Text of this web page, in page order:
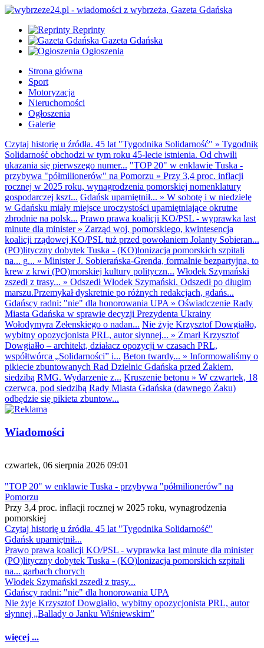
Reprinty
Gazeta Gdańska
Ogłoszenia
Strona główna
Sport
Motoryzacja
Nieruchomości
Ogłoszenia
Galerie
Czytaj historię u źródła. 45 lat "Tygodnika Solidarność" » Tygodnik
Solidarność obchodzi w tym roku 45-lecie istnienia. Od chwili
ukazania się pierwszego numer... "TOP 20" w enklawie Tuska -
przybywa "półmilionerów" na Pomorzu » Przy 3,4 proc. inflacji
rocznej w 2025 roku, wynagrodzenia pomorskiej nomenklatury
gospodarczej kszt... Gdańsk upamiętnił... » W sobotę i w niedzielę
w Gdańsku miały miejsce uroczystości upamiętniające okrutne
zbrodnie na polsk... Prawo prawa koalicji KO/PSL - wyprawka last
minute dla minister» Zarząd woj. pomorskiego, kwintesencja
koalicji rządowej KO/PSL tuż przed powołaniem Jolanty Sobieran...
(PO)lityczny dobytek Tuska - (KO)lonizacja pomorskich szpitali
na... g... » Minister J. Sobierańska-Grenda, formalnie bezpartyjna, to
krew z krwi (PO)morskiej kultury polityczn... Włodek Szymański
zszedł z trasy... » Odszedł Włodek Szymański. Odszedł po długim
marszu.Przemykał dyskretnie po różnych redakcjach, gdańs...
Gdańscy radni: "nie" dla honorowania UPA » Oświadczenie Rady
Miasta Gdańska w sprawie decyzji Prezydenta Ukrainy
Wołodymyra Zełenskiego o nadan... Nie żyje Krzysztof Dowgiałło,
wybitny opozycjonista PRL, autor słynnej... » Zmarł Krzysztof
Dowgiałło – architekt, działacz opozycji w czasach PRL,
współtwórca „Solidarności” i... Beton twardy... » Informowaliśmy o
pikiecie zbuntowanych Rad Dzielnic Gdańska przed Żakiem,
siedzibą RMG. Wydarzenie z... Kruszenie betonu » W czwartek, 18
czerwca, pod siedzibą Rady Miasta Gdańska (dawnego Żaku)
odbędzie się pikieta zbuntow...
Wiadomości
czwartek, 06 sierpnia 2026 09:01
"TOP 20" w enklawie Tuska - przybywa "półmilionerów" na
Pomorzu
Przy 3,4 proc. inflacji rocznej w 2025 roku, wynagrodzenia
pomorskiej
Czytaj historię u źródła. 45 lat "Tygodnika Solidarność"
Gdańsk upamiętnił...
Prawo prawa koalicji KO/PSL - wyprawka last minute dla minister
(PO)lityczny dobytek Tuska - (KO)lonizacja pomorskich szpitali
na... garbach chorych
Włodek Szymański zszedł z trasy...
Gdańscy radni: "nie" dla honorowania UPA
Nie żyje Krzysztof Dowgiałło, wybitny opozycjonista PRL, autor
słynnej „Ballady o Janku Wiśniewskim”
więcej ...